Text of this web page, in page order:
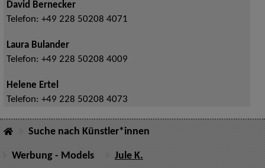
David Bernecker
Telefon: +49 228 50208 4071
Laura Bulander
Telefon: +49 228 50208 4009
Helene Ertel
Telefon: +49 228 50208 4073
Suche nach Künstler*innen
Werbung - Models Jule K.